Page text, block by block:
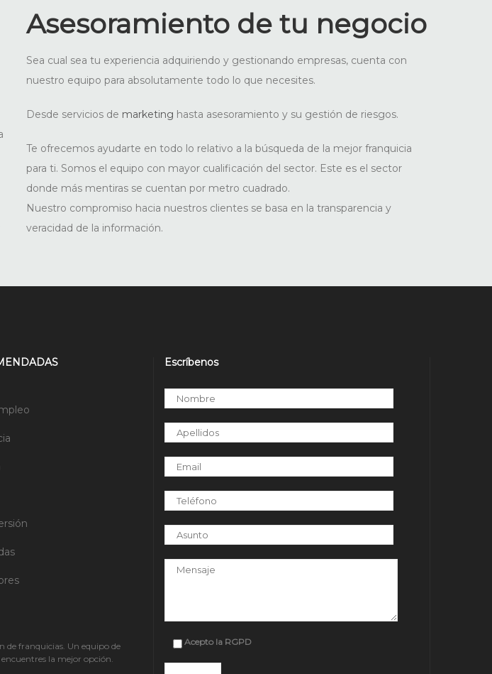
Asesoramiento de tu negocio
Sea cual sea tu experiencia adquiriendo y gestionando empresas, cuenta con
nuestro equipo para absolutamente todo lo que necesites.
Desde servicios de marketing hasta asesoramiento y su gestión de riesgos.
Te ofrecemos ayudarte en todo lo relativo a la búsqueda de la mejor franquicia
para ti. Somos el equipo con mayor cualificación del sector. Este es el sector
donde más mentiras se cuentan por metro cuadrado.
Nuestro compromiso hacia nuestros clientes se basa en la transparencia y
veracidad de la información.
de franquicias. Un equipo de
la mejor opción.
Escríbenos
Acepto la RGPD